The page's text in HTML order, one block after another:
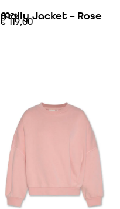
AO76
Molly Jacket – Rose
€119,00